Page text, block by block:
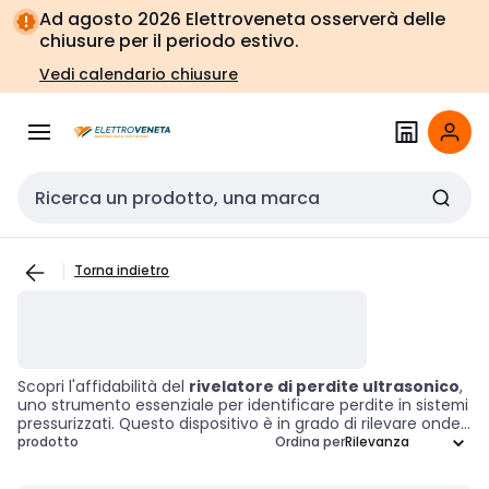
Vai alla
navigazione
Vai
alla
pagina
Ad agosto 2026 Elettroveneta osserverà delle
chiusure per il periodo estivo.
Vedi calendario chiusure
Cerca input
Torna indietro
Scopri l'affidabilità del rivelatore di perdite ultrasonico,
uno strumento essenziale per identificare perdite in sistemi
pressurizzati. Questo dispositivo è in grado di rilevare onde
sonore ultrasoniche generate da gas o liquidi in fuga,
prodotto Ordina per